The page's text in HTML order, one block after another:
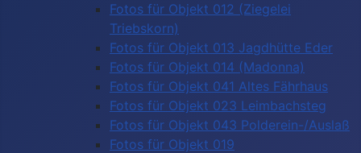
Fotos für Objekt 012 (Ziegelei
Triebskorn)
Fotos für Objekt 013 Jagdhütte Eder
Fotos für Objekt 014 (Madonna)
Fotos für Objekt 041 Altes Fährhaus
Fotos für Objekt 023 Leimbachsteg
Fotos für Objekt 043 Polderein-/Auslaß
Fotos für Objekt 019